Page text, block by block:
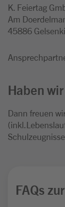
K. Feiertag
Am
45886
Haben
Dann freuen
FAQs